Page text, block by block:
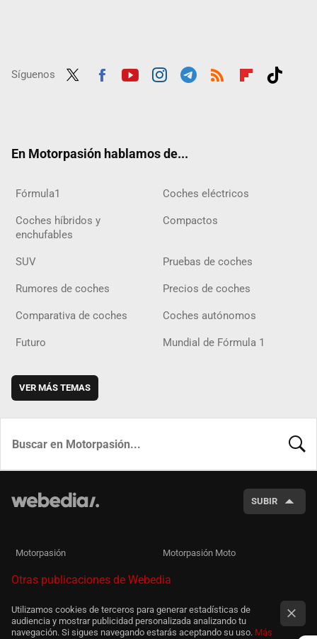
Síguenos
En Motorpasión hablamos de...
Fórmula1 Coches eléctricos
Coches híbridos y
enchufables
Compactos
SUV Pruebas de coches
Rumores de coches Precios de coches
Comparativa de coches Coches autónomos
Futuro Mundial de Fórmula 1
VER MÁS TEMAS
SUBIR
Motorpasión Motorpasión Moto
Otras publicaciones de Webedia
Utilizamos cookies de terceros para generar estadísticas de
audiencia y mostrar publicidad personalizada analizando tu
navegación. Si sigues navegando estarás aceptando su uso. Más